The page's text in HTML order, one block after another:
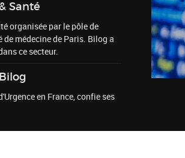
Santé
organisée par le pôle de
médecine de Paris. Bilog a
ce secteur.
en France, confie ses